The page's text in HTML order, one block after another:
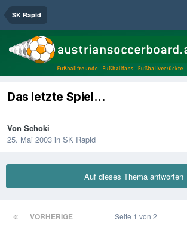
SK Rapid
Das letzte Spiel...
Von Schoki
25. Mai 2003 in SK Rapid
Auf dieses Thema antworten
VORHERIGE Seite 1 von 2